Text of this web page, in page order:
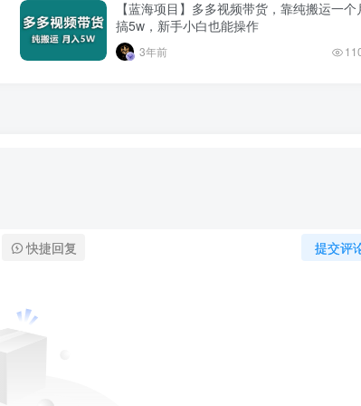
【蓝海项目】多多视频带货，靠纯搬运一个
搞5w，新手小白也能操作
3年前
提交评
快捷回复